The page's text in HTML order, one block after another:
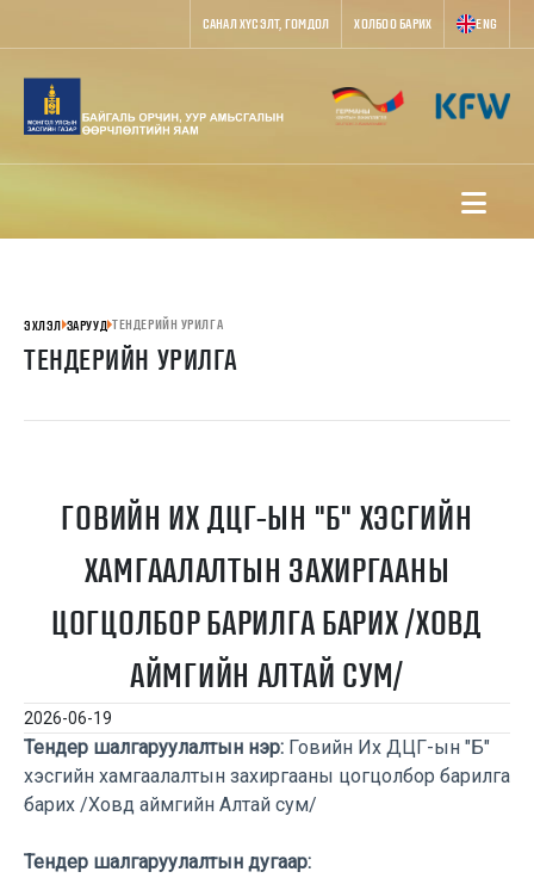
САНАЛ ХҮСЭЛТ, ГОМДОЛ ХОЛБОО БАРИХ ENG
ЭХЛЭЛ ЗАРУУД ТЕНДЕРИЙН УРИЛГА
ТЕНДЕРИЙН УРИЛГА
ГОВИЙН ИХ ДЦГ-ЫН "Б" ХЭСГИЙН
ХАМГААЛАЛТЫН ЗАХИРГААНЫ
ЦОГЦОЛБОР БАРИЛГА БАРИХ /ХОВД
АЙМГИЙН АЛТАЙ СУМ/
2026-06-19
Тендер шалгаруулалтын нэр: Говийн Их ДЦГ-ын "Б"
хэсгийн хамгаалалтын захиргааны цогцолбор барилга
барих /Ховд аймгийн Алтай сум/
Тендер шалгаруулалтын дугаар: